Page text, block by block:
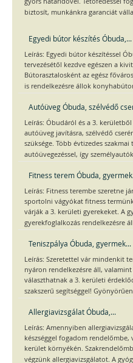
biztosít, munkánkra garanciát
Egyedi bútor készítés Óbuda,...
Leírás: Egyedi bútor készítéssel
tervezésétől kezdve egészen a
Bútorasztalosként az egész
is rendelkezésre állok
Autóüveg Óbuda, szélvédő
Leírás: Óbudáról és a 3.
autóüveg javításra, szélvédő
szüksége. Több évtizedes
autóüvegezéssel, így
Fitness terem Óbuda,
Leírás: Fitness terembe szeretne
sportolni vágyókat fitness
várják a 3. kerületi gyerekeket. A
gyerekfoglalkozás rendelkezésre
Teniszpálya Óbuda, gyermek...
Leírás: Szeretettel vár mindenkit
nyáron rendelkezésre áll,
választhatnak a 3. kerületi
szakszerű segítséggel!
Allergiavizsgálat Óbuda,...
Leírás: Amennyiben
készséggel fogadom rendelőmbe,
kerület környékén.
végzünk allergiavizsgálatot. A